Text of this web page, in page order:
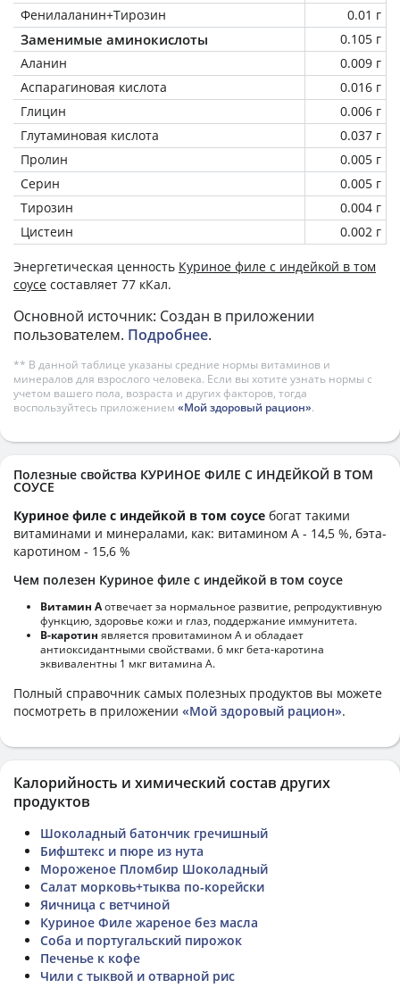
Фенилаланин+Тирозин
0.01 г
Заменимые аминокислоты
0.105 г
Аланин
0.009 г
Аспарагиновая кислота
0.016 г
Глицин
0.006 г
Глутаминовая кислота
0.037 г
Пролин
0.005 г
Серин
0.005 г
Тирозин
0.004 г
Цистеин
0.002 г
Энергетическая ценность Куриное филе с индейкой в том
соусе составляет 77 кКал.
Основной источник: Создан в приложении
пользователем. Подробнее.
** В данной таблице указаны средние нормы витаминов и
минералов для взрослого человека. Если вы хотите узнать нормы с
учетом вашего пола, возраста и других факторов, тогда
воспользуйтесь приложением «Мой здоровый рацион».
Полезные свойства КУРИНОЕ ФИЛЕ С ИНДЕЙКОЙ В ТОМ
СОУСЕ
Куриное филе с индейкой в том соусе богат такими
витаминами и минералами, как: витамином А - 14,5 %, бэта-
каротином - 15,6 %
Чем полезен Куриное филе с индейкой в том соусе
Витамин Аотвечает за нормальное развитие, репродуктивную
функцию, здоровье кожи и глаз, поддержание иммунитета.
В-каротин является провитамином А и обладает
антиоксидантными свойствами. 6 мкг бета-каротина
эквивалентны 1 мкг витамина А.
Полный справочник самых полезных продуктов вы можете
посмотреть в приложении «Мой здоровый рацион».
Калорийность и химический состав других
продуктов
Шоколадный батончик гречишный
Бифштекс и пюре из нута
Мороженое Пломбир Шоколадный
Салат морковь+тыква по-корейски
Яичница с ветчиной
Куриное Филе жареное без масла
Соба и португальский пирожок
Печенье к кофе
Чили с тыквой и отварной рис